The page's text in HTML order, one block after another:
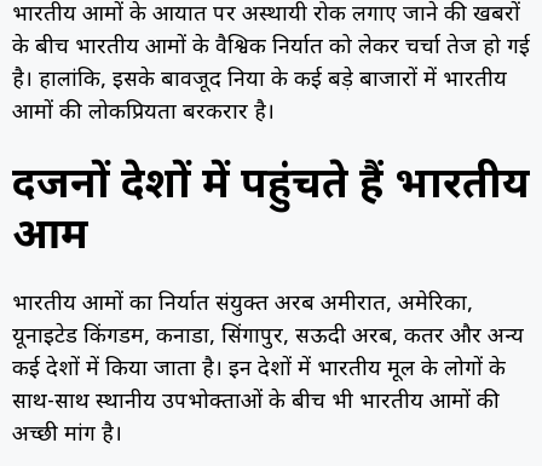
भारतीय आमों के आयात पर अस्थायी रोक लगाए जाने की खबरों
के बीच भारतीय आमों के वैश्विक निर्यात को लेकर चर्चा तेज हो गई
है। हालांकि, इसके बावजूद दुनिया के कई बड़े बाजारों में भारतीय
आमों की लोकप्रियता बरकरार है।
दर्जनों देशों में पहुंचते हैं भारतीय
आम
भारतीय आमों का निर्यात संयुक्त अरब अमीरात, अमेरिका,
यूनाइटेड किंगडम, कनाडा, सिंगापुर, सऊदी अरब, कतर और अन्य
कई देशों में किया जाता है। इन देशों में भारतीय मूल के लोगों के
साथ-साथ स्थानीय उपभोक्ताओं के बीच भी भारतीय आमों की
अच्छी मांग है।